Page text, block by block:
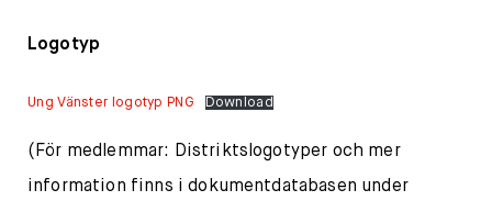
Logotyp
Ung Vänster logotyp PNG Download
(För medlemmar: Distriktslogotyper och mer
information finns i dokumentdatabasen under